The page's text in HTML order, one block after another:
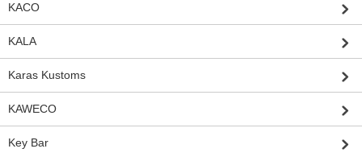
KACO
KALA
Karas Kustoms
KAWECO
Key Bar